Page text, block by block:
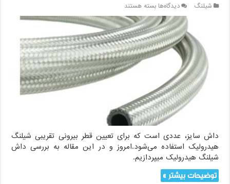
شیلنگ دیدگاه‌هابرای
اندازه
داش
شیلنگ
هیدرولیک
:
راهنمای
انتخاب
بهینه
بسته هستند
داش سایز، عددی است که برای تعیین قطر بیرونی تقریبی شیلنگ
هیدرولیک استفاده می‌شود.امروز و در این مقاله به بررسی داش
شیلنگ هیدرولیک میپردازیم.
توضیحات بیشتر »